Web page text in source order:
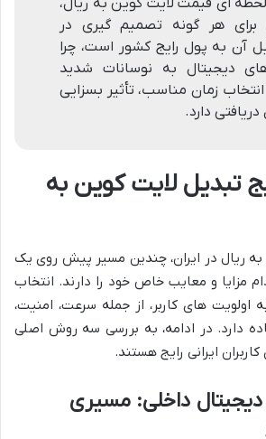
برای هر گونه تصمیم گیری در
آن به پول رایج کشور است، چرا
دیجیتال به نوسانات شدید
زمان مناسب، تأثیر بسزایی
دارد.
تبدیل لایت کوین به
به ریال در ایران، چندین مسیر پیش روی یک
مزایا و معایب خاص خود را دارند. انتخاب
های کاربر، از جمله سرعت، امنیت،
دارد. در ادامه، به بررسی سه روش اصلی
ایرانی رایج هستند.
داخلی: مسیری